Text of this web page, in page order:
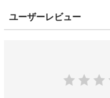
ユーザーレビュー